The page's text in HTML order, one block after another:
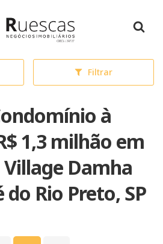
inicial
Filtrar
à
1,3 milhão em
Village Damha
do Rio Preto, SP